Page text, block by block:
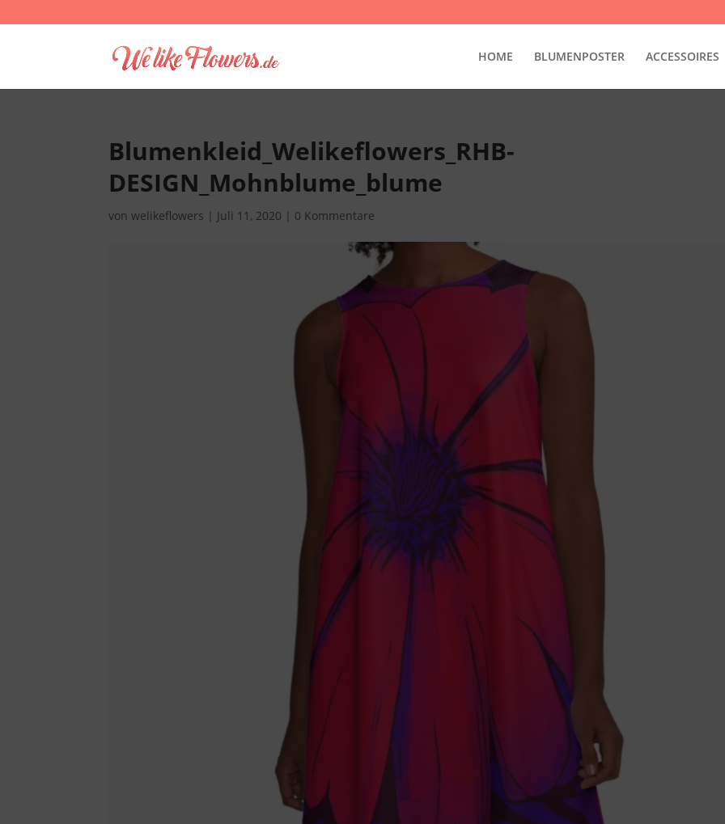
HOME BLUMENPOSTER ACCESSOIRES
Blumenkleid_Welikeflowers_RHB-
DESIGN_Mohnblume_blume
vonwelikeflowers | Juli 11, 2020 | 0 Kommentare